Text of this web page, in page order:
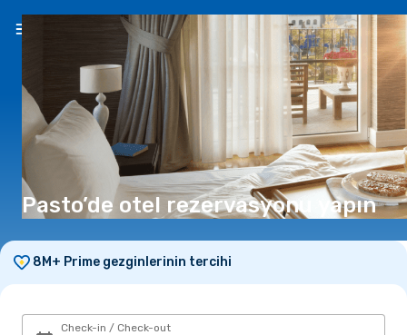
TR(₺)
Pasto’de otel rezervasyonu yapın
8M+ Prime gezginlerinin tercihi
Check-in / Check-out